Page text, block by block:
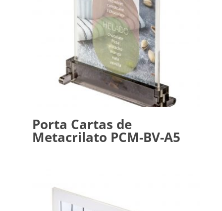
Porta Cartas de
Metacrilato PCM-BV-A5